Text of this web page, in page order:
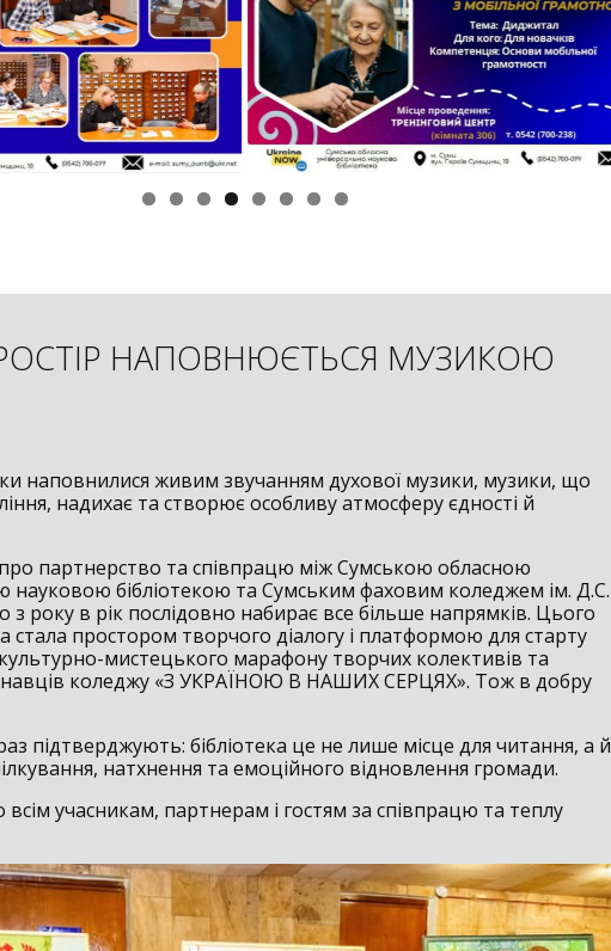
НАПОВНЮЄТЬСЯ МУЗИКОЮ
наповнилися живим звучанням духової музики, музики, що
надихає та створює особливу атмосферу єдності й
партнерство та співпрацю між Сумською обласною
науковою бібліотекою та Сумським фаховим коледжем ім. Д.С.
з року в рік послідовно набирає все більше напрямків. Цього
стала простором творчого діалогу і платформою для старту
мистецького марафону творчих колективів та
коледжу «З УКРАЇНОЮ В НАШИХ СЕРЦЯХ». Тож в добру
підтверджують: бібліотека це не лише місце для читання, а й
натхнення та емоційного відновлення громади.
учасникам, партнерам і гостям за співпрацю та теплу